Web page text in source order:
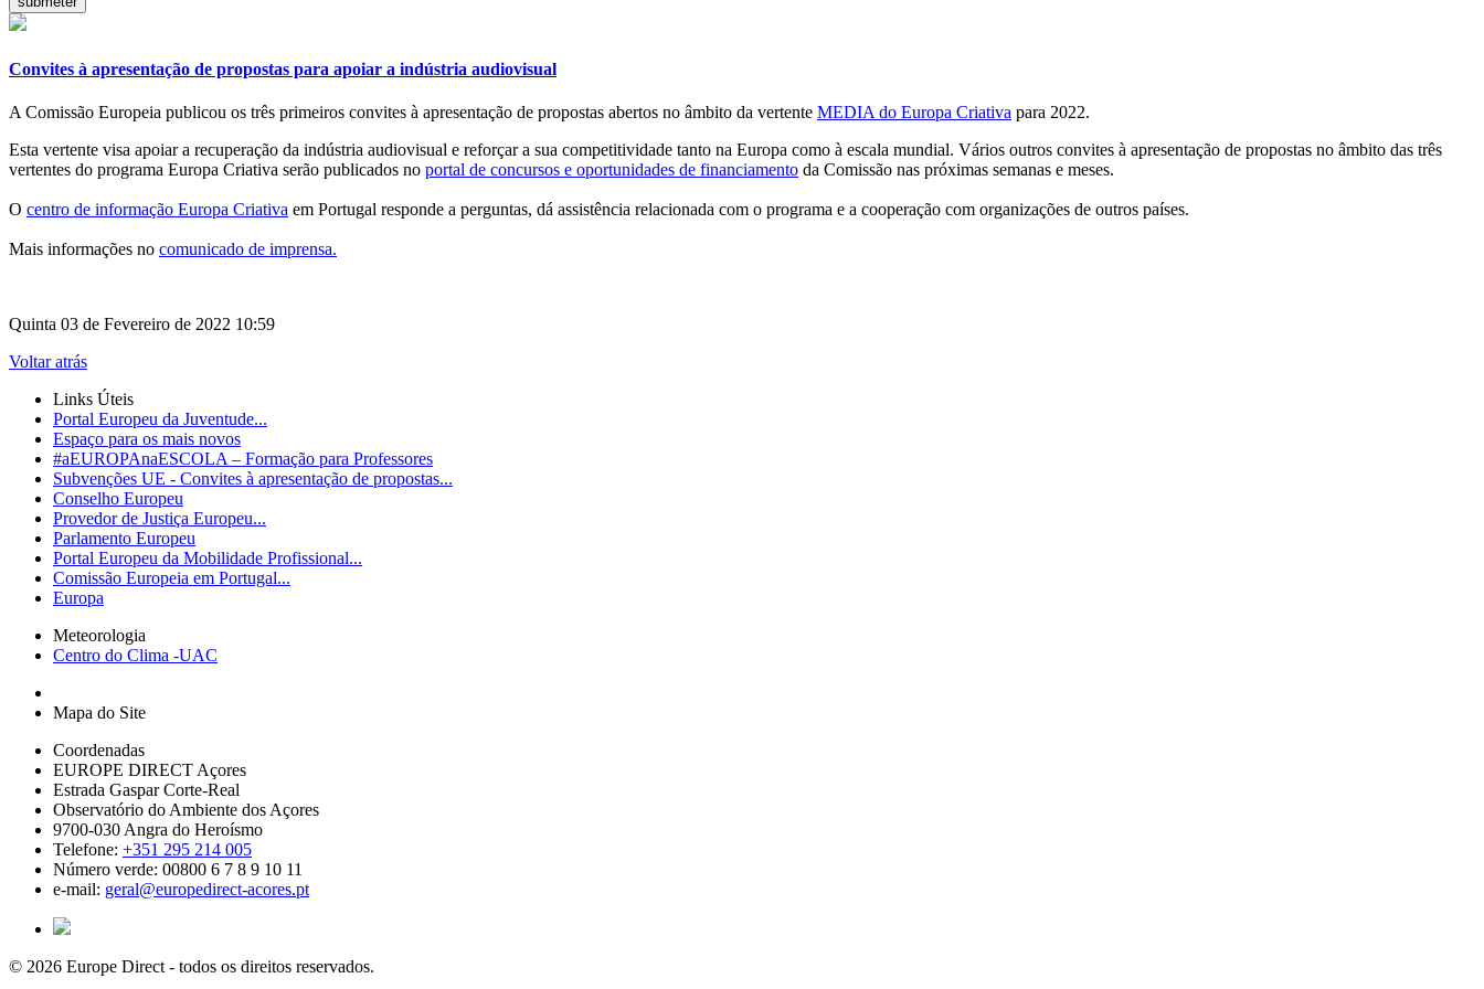
Convites à apresentação de propostas para apoiar a indústria audiovisual
A Comissão Europeia publicou os três primeiros convites à apresentação de propostas abertos no âmbito da vertente MEDIA do Europa Criativa para 2022.
Esta vertente visa apoiar a recuperação da indústria audiovisual e reforçar a sua competitividade tanto na Europa como à escala mundial. Vários outros convites à apresentação de propostas no âmbito das três
vertentes do programa Europa Criativa serão publicados no portal de concursos e oportunidades de financiamento da Comissão nas próximas semanas e meses.
O centro de informação Europa Criativa em Portugal responde a perguntas, dá assistência relacionada com o programa e a cooperação com organizações de outros países.
Mais informações no comunicado de imprensa.
Quinta 03 de Fevereiro de 2022 10:59
Voltar atrás
Links Úteis
Portal Europeu da Juventude...
Espaço para os mais novos
#aEUROPAnaESCOLA – Formação para Professores
Subvenções UE - Convites à apresentação de propostas...
Conselho Europeu
Provedor de Justiça Europeu...
Parlamento Europeu
Portal Europeu da Mobilidade Profissional...
Comissão Europeia em Portugal...
Europa
Meteorologia
Centro do Clima -UAC
Mapa do Site
Coordenadas
EUROPE DIRECT Açores
Estrada Gaspar Corte-Real
Observatório do Ambiente dos Açores
9700-030 Angra do Heroísmo
Telefone: +351 295 214 005
Número verde: 00800 6 7 8 9 10 11
e-mail: geral@europedirect-acores.pt
© 2026 Europe Direct - todos os direitos reservados.